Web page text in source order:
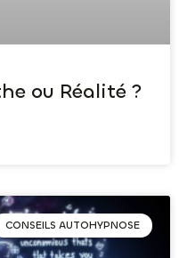
ou Réalité ?
CONSEILS AUTOHYPNOSE